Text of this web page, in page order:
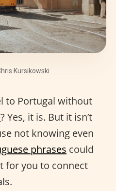
Kursikowski
to Portugal without
? Yes, it is. But it isn’t
not knowing even
phrases could
for you to connect